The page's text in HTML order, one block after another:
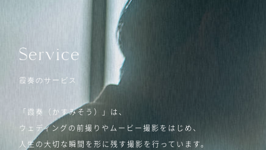
Service
霞奏のサービス
「霞奏（かすみそう）」は、
ウェディングの前撮りやムービー撮影をはじめ、
人生の大切な瞬間を形に残す撮影を行っています。